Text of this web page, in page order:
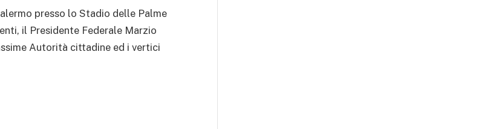
presso lo Stadio delle Palme
il Presidente Federale Marzio
Autorità cittadine ed i vertici